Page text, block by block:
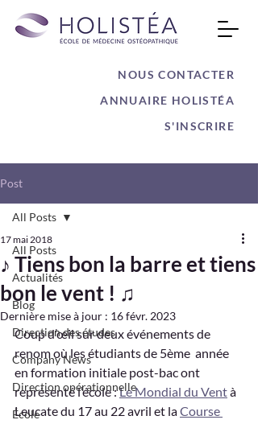
NOUS CONTACTER
ANNUAIRE HOLISTÉA
S'INSCRIRE
Post
All Posts
Actualités
Blog
Direction des études
Company News
Direction opérationnelle
École
All Posts
♪ Tiens bon la barre et tiens
bon le vent ! ♫
17 mai 2018
Dernière mise à jour : 16 févr. 2023
Coup d’œil sur deux événements de
renom où les étudiants de 5ème  année
en formation initiale post-bac ont
représenté l’école : Le Mondial du Vent à
Leucate du 17 au 22 avril et la Course